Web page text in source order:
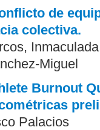
de
colectiva.
Miguel
Burnout
Palacios